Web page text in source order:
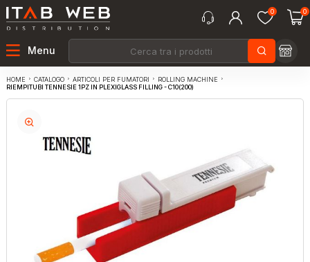
0 0
Menu
HOME CATALOGO ARTICOLI PER FUMATORI
ROLLING MACHINE
RIEMPITUBI TENNESIE 1PZ IN PLEXIGLASS FILLING - C10(200)